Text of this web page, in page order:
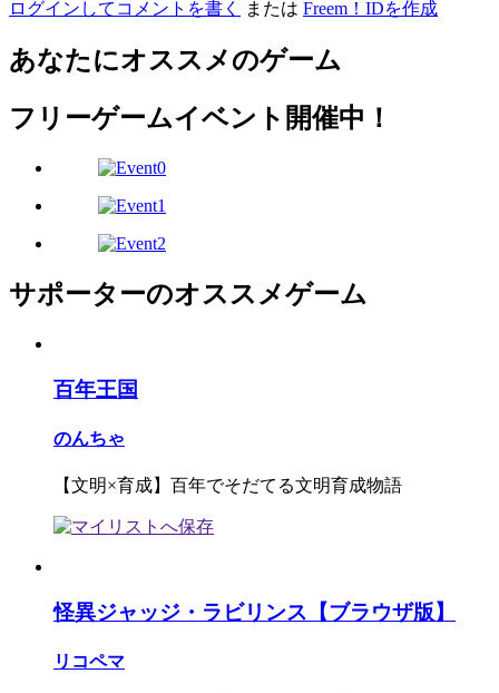
ログインしてコメントを書く または Freem！IDを作成
あなたにオススメのゲーム
フリーゲームイベント開催中！
サポーターのオススメゲーム
百年王国
のんちゃ
【文明×育成】百年でそだてる文明育成物語
怪異ジャッジ・ラビリンス【ブラウザ版】
リコペマ